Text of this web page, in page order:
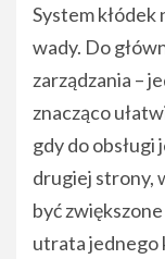
System kłódek
wady. Do
zarządzania –
znacząco
gdy do obsługi
drugiej strony,
być
utrata jednego